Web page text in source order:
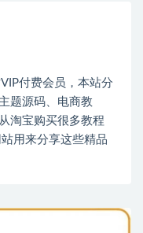
付费会员，本站分
题源码、电商教
淘宝购买很多教程
用来分享这些精品